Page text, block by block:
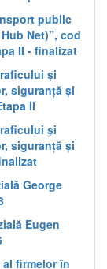
public
Net)”, cod
II - finalizat
și
siguranță și
II
și
siguranță și
George
Eugen
firmelor în